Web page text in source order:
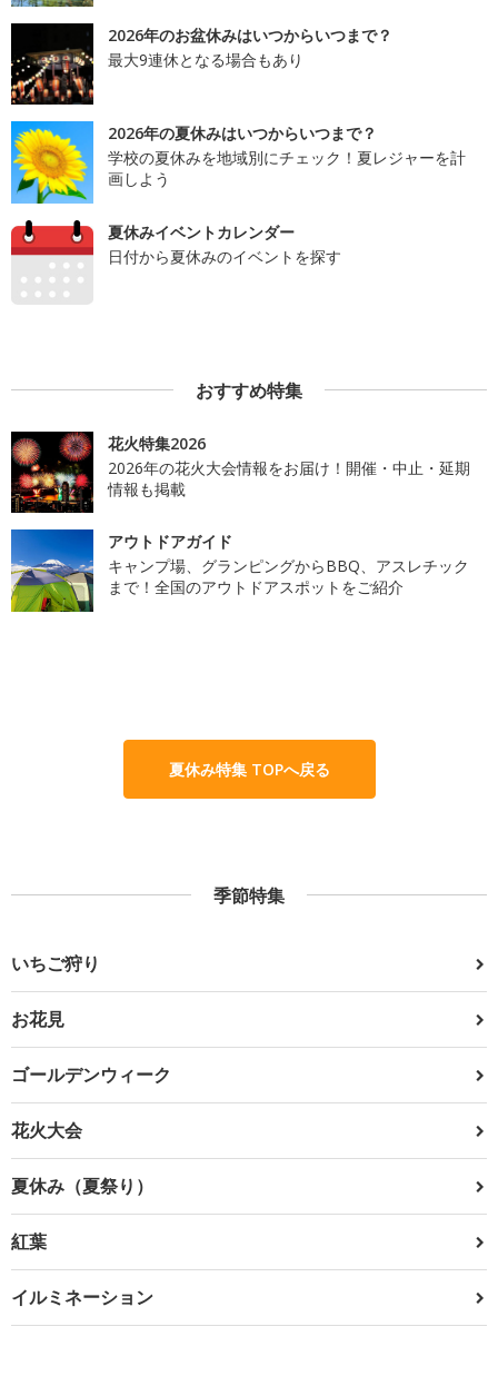
2026年のお盆休みはいつからいつまで？
最大9連休となる場合もあり
2026年の夏休みはいつからいつまで？
学校の夏休みを地域別にチェック！夏レジャーを計
画しよう
夏休みイベントカレンダー
日付から夏休みのイベントを探す
おすすめ特集
花火特集2026
2026年の花火大会情報をお届け！開催・中止・延期
情報も掲載
アウトドアガイド
キャンプ場、グランピングからBBQ、アスレチック
まで！全国のアウトドアスポットをご紹介
夏休み特集 TOPへ戻る
季節特集
いちご狩り
お花見
ゴールデンウィーク
花火大会
夏休み（夏祭り）
紅葉
イルミネーション